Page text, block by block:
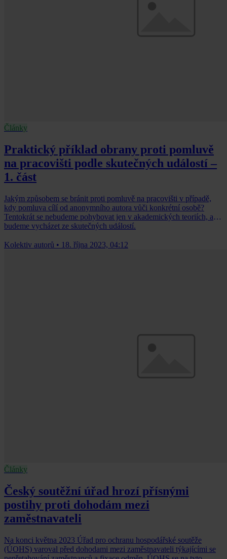
Články
Praktický příklad obrany proti pomluvě
na pracovišti podle skutečných událostí –
1. část
Jakým způsobem se bránit proti pomluvě na pracovišti v případě,
kdy pomluva cílí od anonymního autora vůči konkrétní osobě?
Tentokrát se nebudeme pohybovat jen v akademických teoriích, ale
budeme vycházet ze skutečných událostí.
Kolektiv autorů • 18. října 2023, 04:12
Články
Český soutěžní úřad hrozí přísnými
postihy proti dohodám mezi
zaměstnavateli
Na konci května 2023 Úřad pro ochranu hospodářské soutěže
(ÚOHS) varoval před dohodami mezi zaměstnavateli týkajícími se